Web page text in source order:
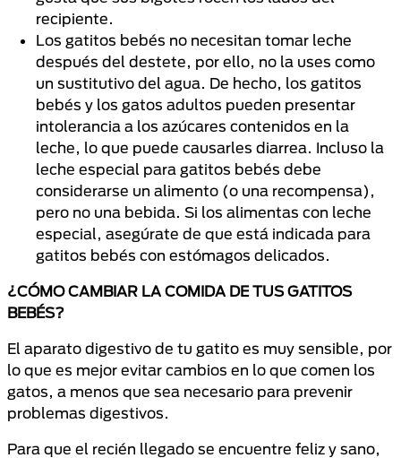
recipiente.
Los gatitos bebés no necesitan tomar leche
después del destete, por ello, no la uses como
un sustitutivo del agua. De hecho, los gatitos
bebés y los gatos adultos pueden presentar
intolerancia a los azúcares contenidos en la
leche, lo que puede causarles diarrea. Incluso la
leche especial para gatitos bebés debe
considerarse un alimento (o una recompensa),
pero no una bebida. Si los alimentas con leche
especial, asegúrate de que está indicada para
gatitos bebés con estómagos delicados.
¿CÓMO CAMBIAR LA COMIDA DE TUS GATITOS
BEBÉS?
El aparato digestivo de tu gatito es muy sensible, por
lo que es mejor evitar cambios en lo que comen los
gatos, a menos que sea necesario para prevenir
problemas digestivos.
Para que el recién llegado se encuentre feliz y sano,